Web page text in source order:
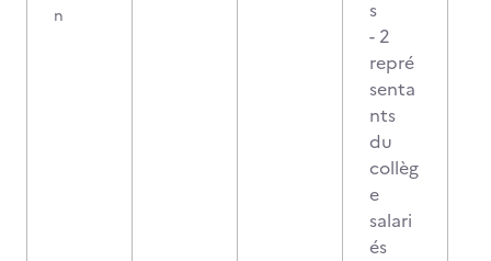
n
s
- 2
repré
senta
nts
du
collèg
e
salari
és